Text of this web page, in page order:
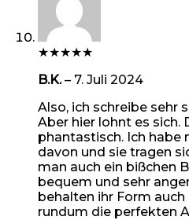
★★★★★
B.K.– 7. Juli 2024
Also, ich schreibe sehr
Aber hier lohnt es sich.
phantastisch. Ich habe
davon und sie tragen
man auch ein bißchen
bequem und sehr
behalten ihr Form
rundum die perfekten